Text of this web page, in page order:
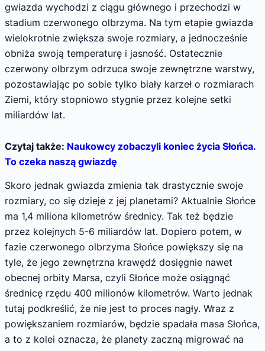
gwiazda wychodzi z ciągu głównego i przechodzi w
stadium czerwonego olbrzyma. Na tym etapie gwiazda
wielokrotnie zwiększa swoje rozmiary, a jednocześnie
obniża swoją temperaturę i jasność. Ostatecznie
czerwony olbrzym odrzuca swoje zewnętrzne warstwy,
pozostawiając po sobie tylko biały karzeł o rozmiarach
Ziemi, który stopniowo stygnie przez kolejne setki
miliardów lat.
Czytaj także: Naukowcy zobaczyli koniec życia Słońca.
To czeka naszą gwiazdę
Skoro jednak gwiazda zmienia tak drastycznie swoje
rozmiary, co się dzieje z jej planetami? Aktualnie Słońce
ma 1,4 miliona kilometrów średnicy. Tak też będzie
przez kolejnych 5-6 miliardów lat. Dopiero potem, w
fazie czerwonego olbrzyma Słońce powiększy się na
tyle, że jego zewnętrzna krawędź dosięgnie nawet
obecnej orbity Marsa, czyli Słońce może osiągnąć
średnicę rzędu 400 milionów kilometrów. Warto jednak
tutaj podkreślić, że nie jest to proces nagły. Wraz z
powiększaniem rozmiarów, będzie spadała masa Słońca,
a to z kolei oznacza, że planety zaczną migrować na